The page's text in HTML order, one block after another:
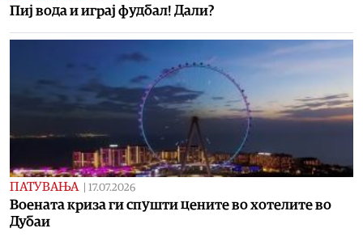
Пиј вода и играј фудбал! Дали?
ПАТУВАЊА | 17.07.2026
Воената криза ги спушти цените во хотелите во
Дубаи